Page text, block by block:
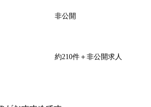
非公開
約210件＋非公開求人